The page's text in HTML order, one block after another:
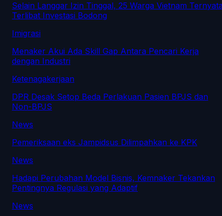
Selain Langgar Izin Tinggal, 25 Warga Vietnam
Terlibat Investasi Bodong
Imigrasi
Menaker Akui Ada Skill Gap Antara Pencari Kerja
dengan Industri
Ketenagakerjaan
DPR Desak Setop Beda Perlakuan Pasien BPJS dan
Non-BPJS
News
Pemeriksaan eks Jampidsus Dilimpahkan ke KPK
News
Hadapi Perubahan Model Bisnis, Kemnaker Tekankan
Pentingnya Regulasi yang Adaptif
News